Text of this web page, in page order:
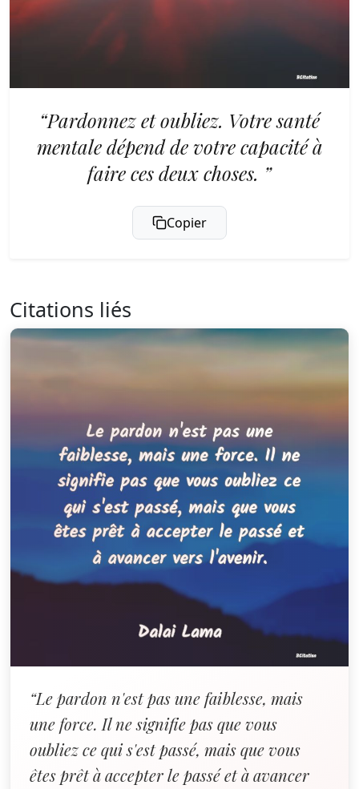
“Pardonnez et oubliez. Votre santé
mentale dépend de votre capacité à
faire ces deux choses. ”
Copier
Citations liés
“Le pardon n'est pas une faiblesse, mais
une force. Il ne signifie pas que vous
oubliez ce qui s'est passé, mais que vous
êtes prêt à accepter le passé et à avancer